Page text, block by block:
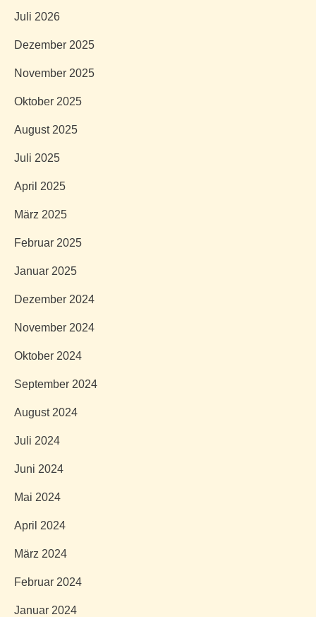
Juli 2026
Dezember 2025
November 2025
Oktober 2025
August 2025
Juli 2025
April 2025
März 2025
Februar 2025
Januar 2025
Dezember 2024
November 2024
Oktober 2024
September 2024
August 2024
Juli 2024
Juni 2024
Mai 2024
April 2024
März 2024
Februar 2024
Januar 2024